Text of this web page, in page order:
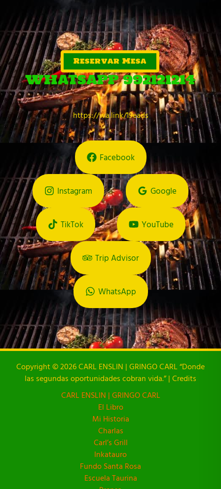
Reservar Mesa
WHATSAPP 992121214
https://wa.link/19eads
Facebook
Instagram Google
TikTok YouTube
Trip Advisor
WhatsApp
Copyright © 2026 CARL ENSLIN | GRINGO CARL “Donde
las segundas oportunidades cobran vida.” | Credits
CARL ENSLIN | GRINGO CARL
El Libro
Mi Historia
Charlas
Carl’s Grill
Inkatauro
Fundo Santa Rosa
Escuela Taurina